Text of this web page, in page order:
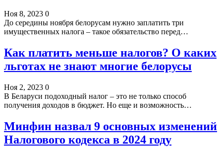
Ноя 8, 2023 0
До середины ноября белорусам нужно заплатить три
имущественных налога – такое обязательство перед…
Как платить меньше налогов? О каких
льготах не знают многие белорусы
Ноя 2, 2023 0
В Беларуси подоходный налог – это не только способ
получения доходов в бюджет. Но еще и возможность…
Минфин назвал 9 основных изменений
Налогового кодекса в 2024 году